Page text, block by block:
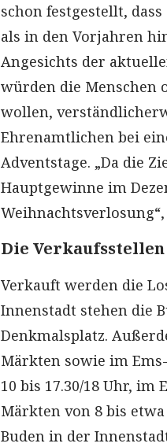
schon festgestellt,
als in den Vorjahren
Angesichts der
würden die Menschen
wollen,
Ehrenamtlichen bei
Adventstage. „Da die
Hauptgewinne im
Die Verkaufsstellen
Verkauft werden die
Innenstadt stehen die
Denkmalsplatz.
Märkten sowie im
10 bis 17.30/18 Uhr,
Märkten von 8 bis
Buden in der